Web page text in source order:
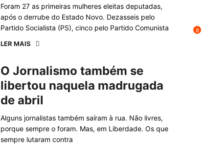
Foram 27 as primeiras mulheres eleitas deputadas,
após o derrube do Estado Novo. Dezasseis pelo
Partido Socialista (PS), cinco pelo Partido Comunista
LER MAIS
O Jornalismo também se
libertou naquela madrugada
de abril
Alguns jornalistas também saíram à rua. Não livres,
porque sempre o foram. Mas, em Liberdade. Os que
sempre lutaram contra
8